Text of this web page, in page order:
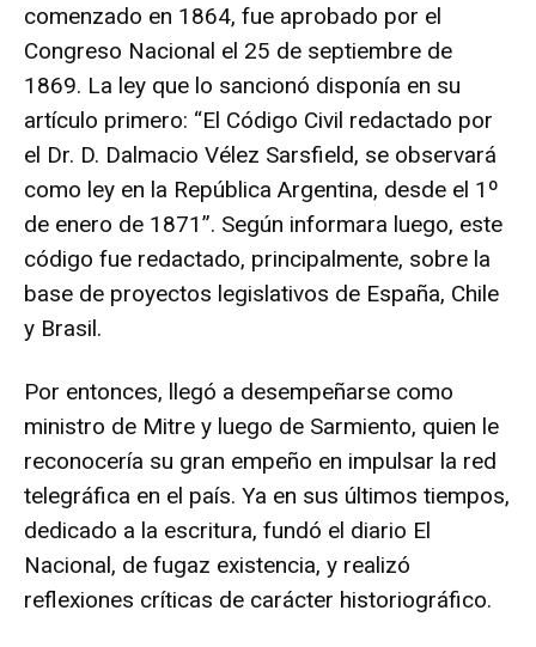
comenzado en 1864, fue aprobado por el
Congreso Nacional el 25 de septiembre de
1869. La ley que lo sancionó disponía en su
artículo primero: “El Código Civil redactado por
el Dr. D. Dalmacio Vélez Sarsfield, se observará
como ley en la República Argentina, desde el 1º
de enero de 1871”. Según informara luego, este
código fue redactado, principalmente, sobre la
base de proyectos legislativos de España, Chile
y Brasil.
Por entonces, llegó a desempeñarse como
ministro de Mitre y luego de Sarmiento, quien le
reconocería su gran empeño en impulsar la red
telegráfica en el país. Ya en sus últimos tiempos,
dedicado a la escritura, fundó el diario El
Nacional, de fugaz existencia, y realizó
reflexiones críticas de carácter historiográfico.